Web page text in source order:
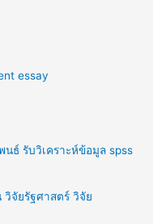
essay
ธ์ รับวิเคราะห์ข้อมูล spss
วิจัยรัฐศาสตร์ วิจัย